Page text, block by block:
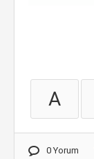
A
0 Yorum